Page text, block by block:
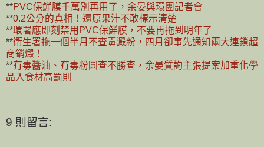
**PVC保鮮膜千萬別再用了，余晏與環團記者會
**0.2公分的真相！還原果汁不敢標示清楚
**環署應即刻禁用PVC保鮮膜，不要再拖到明年了
**衛生署拖一個半月不查毒澱粉，四月卻事先通知兩大連鎖超
商銷燬！
**有毒醬油、有毒粉圓查不勝查，余晏質詢主張提案加重化學
品入食材高罰則
9 則留言: